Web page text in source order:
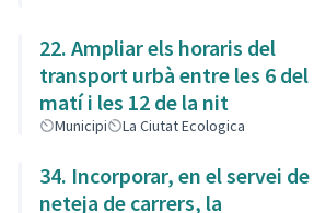
22. Ampliar els horaris del
transport urbà entre les 6 del
matí i les 12 de la nit
Municipi La Ciutat Ecologica
34. Incorporar, en el servei de
neteja de carrers, la